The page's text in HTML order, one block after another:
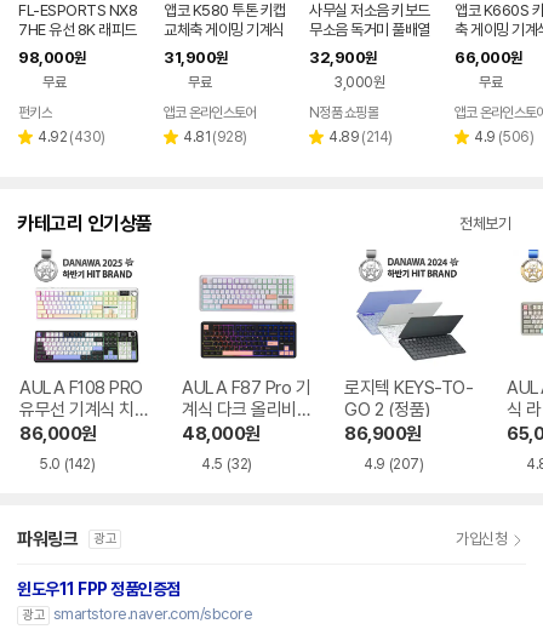
FL-ESPORTS NX8
7HE 유선 8K 래피드
트리거 자석축 키보드
민트 블랙, 저소음스톰
98,000원
무료
페이
펀키스
별 4.92 리
(430)
앱코 K580 투톤 키캡
교체축 게이밍 기계식
키보드 스카이, 적축
31,900원
무료
앱코 온라인스토어
별 4.81 리
(928)
사무실 저소음 키보드
무소음 독거미 풀배열
조용한 컴퓨터 자판기
핑크 유선 사무용 키보
32,900원
3,000원
페이
N정품 쇼핑몰
별 4.89 리
(214)
앱코 K660S
축 게이밍 기계
드 블랙, 갈축
66,000원
무료
앱코 온라인스토
별 4.9 리
(506)
카테고리 인기상품 전체보기
AULA F108 PRO
유무선 기계식 치즈
화이트 한글
86,000원
5.0 (142)
AULA F87 Pro 기
계식 다크 올리비아
한글
48,000원
4.5 (32)
로지텍 KEYS-TO-
GO 2 (정품)
86,900원
4.9 (207)
식
파워링크 광고 가입신청
윈도우11 FPP 정품인증점
광고 smartstore.naver.com/sbcore